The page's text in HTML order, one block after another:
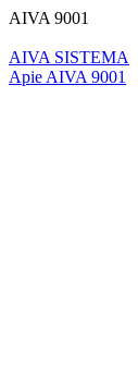
AIVA 9001
AIVA SISTEMA
Apie AIVA 9001